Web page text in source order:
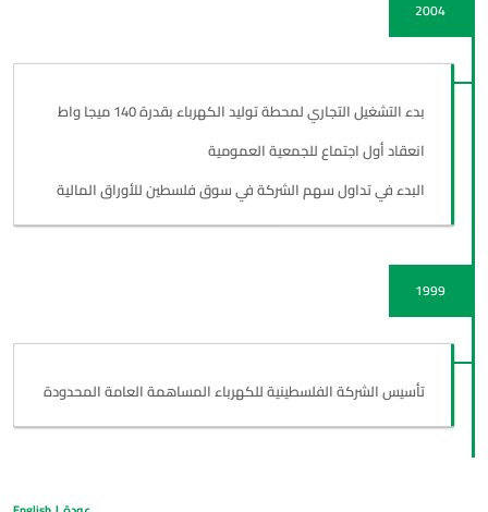
2004
بدء التشغيل التجاري لمحطة توليد الكهرباء بقدرة 140 ميجا واط
انعقاد أول اجتماع للجمعية العمومية
البدء في تداول سهم الشركة في سوق فلسطين للأوراق المالية
1999
تأسيس الشركة الفلسطينية للكهرباء المساهمة العامة المحدودة